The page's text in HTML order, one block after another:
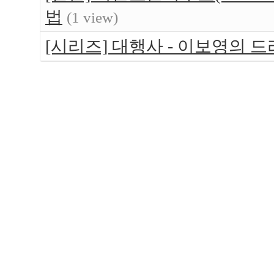
법 (1 view)
[시리즈] 대행사 - 이보영의 드